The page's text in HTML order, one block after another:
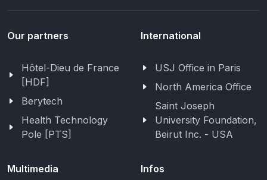
Our partners
Hôtel-Dieu de France
[HDF]
Berytech
Health Technology
Pole [PTS]
International
USJ Office in Paris
North America Office
Saint Joseph
University Foundation,
Beirut Inc. - USA
Multimedia Infos